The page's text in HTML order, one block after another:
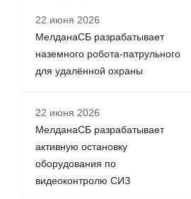
22 июня 2026
МелданаСБ разрабатывает
наземного робота-патрульного
для удалённой охраны
22 июня 2026
МелданаСБ разрабатывает
активную остановку
оборудования по
видеоконтролю СИЗ